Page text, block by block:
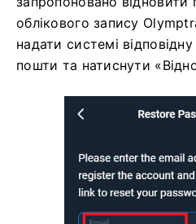
облікового запису
надати системі
пошти та натиснути